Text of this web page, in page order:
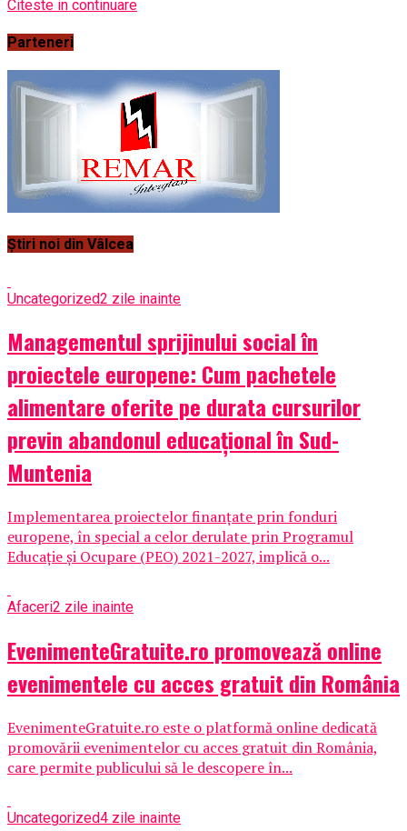
Citeste in continuare
Parteneri
Știri noi din Vâlcea
Uncategorized2 zile inainte
Managementul sprijinului social în
proiectele europene: Cum pachetele
alimentare oferite pe durata cursurilor
previn abandonul educațional în Sud-
Muntenia
Implementarea proiectelor finanțate prin fonduri
europene, în special a celor derulate prin Programul
Educație și Ocupare (PEO) 2021-2027, implică o...
Afaceri2 zile inainte
EvenimenteGratuite.ro promovează online
evenimentele cu acces gratuit din România
EvenimenteGratuite.ro este o platformă online dedicată
promovării evenimentelor cu acces gratuit din România,
care permite publicului să le descopere în...
Uncategorized4 zile inainte